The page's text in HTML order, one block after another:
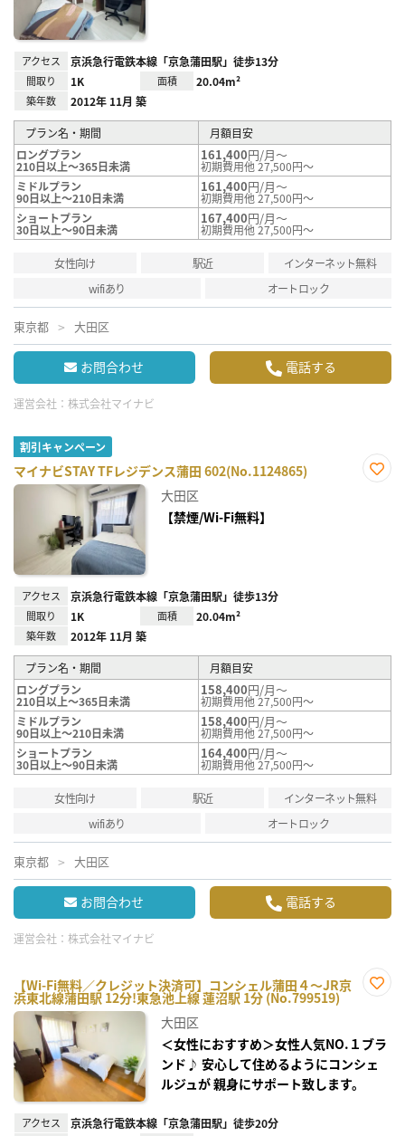
アクセス 京浜急行電鉄本線「京急蒲田駅」徒歩13分
間取り 1K 面積 20.04m²
築年数 2012年 11月 築
プラン名・期間
月額目安
ロングプラン
210日以上～365日未満
161,400円/月～
初期費用他 27,500円～
ミドルプラン
90日以上～210日未満
161,400円/月～
初期費用他 27,500円～
ショートプラン
30日以上～90日未満
167,400円/月～
初期費用他 27,500円～
女性向け 駅近
インターネット無料
wifiあり
オートロック
東京都 大田区
お問合わせ 電話する
運営会社： 株式会社マイナビ
割引キャンペーン
マイナビSTAY TFレジデンス蒲田 602(No.1124865)
大田区
【禁煙/Wi-Fi無料】
アクセス 京浜急行電鉄本線「京急蒲田駅」徒歩13分
間取り 1K 面積 20.04m²
築年数 2012年 11月 築
プラン名・期間
月額目安
ロングプラン
210日以上～365日未満
158,400円/月～
初期費用他 27,500円～
ミドルプラン
90日以上～210日未満
158,400円/月～
初期費用他 27,500円～
ショートプラン
30日以上～90日未満
164,400円/月～
初期費用他 27,500円～
女性向け 駅近
インターネット無料
wifiあり
オートロック
東京都 大田区
お問合わせ 電話する
運営会社： 株式会社マイナビ
【Wi-Fi無料／クレジット決済可】コンシェル蒲田４～JR京
浜東北線蒲田駅 12分!東急池上線 蓮沼駅 1分 (No.799519)
録
大田区
＜女性におすすめ＞女性人気NO.１ブラ
ンド♪ 安心して住めるようにコンシェ
ルジュが 親身にサポート致します。
アクセス 京浜急行電鉄本線「京急蒲田駅」徒歩20分